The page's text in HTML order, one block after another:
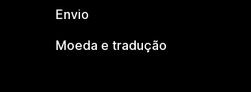
Envio
Moeda e tradução